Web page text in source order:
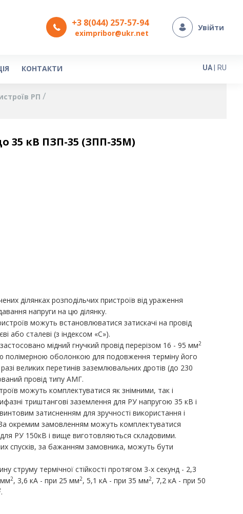
Увійти
+3 8(044) 257-57-94
eximpribor@ukr.net
КОНТАКТИ Мова
UA RU
РП
35 кВ ПЗП-35 (ЗПП-35М)
ділянках розподільчих пристроїв від ураження
напруги на цю ділянку.
можуть встановлюватися затискачі на провід
або сталеві (з індексом «С»).
мідний гнучкий провід перерізом 16 - 95 мм2
полімерною оболонкою для подовження терміну його
великих перетинів заземлювальних дротів (до 230
провід типу АМГ.
можуть комплектуватися як знімними, так і
триштангові заземлення для РУ напругою 35 кВ і
затисненням для зручності використання і
окремим замовленням можуть комплектуватися
РУ 150кВ і вище виготовляються складовими.
спусків, за бажанням замовника, можуть бути
струму термічної стійкості протягом 3-х секунд - 2,3
мм2, 3,6 кА - при 25 мм2, 5,1 кА - при 35 мм2, 7,2 кА - при 50
.